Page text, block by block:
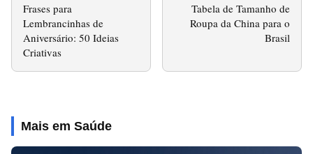
Frases para
Lembrancinhas de
Aniversário: 50 Ideias
Criativas
Tabela de Tamanho de
Roupa da China para o
Brasil
Mais em Saúde